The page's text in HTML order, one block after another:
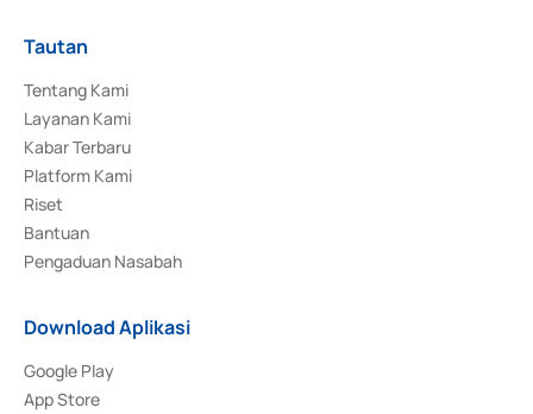
Tautan
Tentang Kami
Layanan Kami
Kabar Terbaru
Platform Kami
Riset
Bantuan
Pengaduan Nasabah
Download Aplikasi
Google Play
App Store